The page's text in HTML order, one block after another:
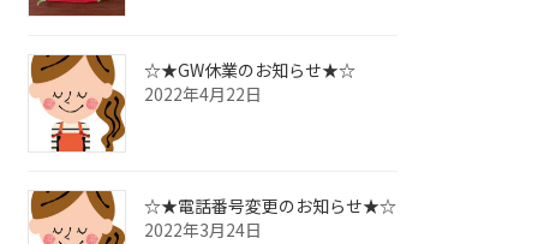
☆★GW休業のお知らせ★☆
2022年4月22日
☆★電話番号変更のお知らせ★☆
2022年3月24日